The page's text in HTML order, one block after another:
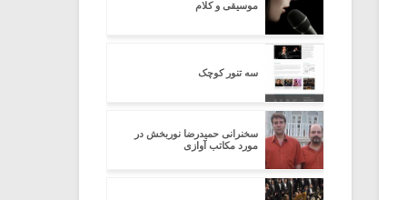
موسیقی و کلام
سه تنور کوچک
سخنرانی حمیدرضا نوربخش در
مورد مکاتب آوازی